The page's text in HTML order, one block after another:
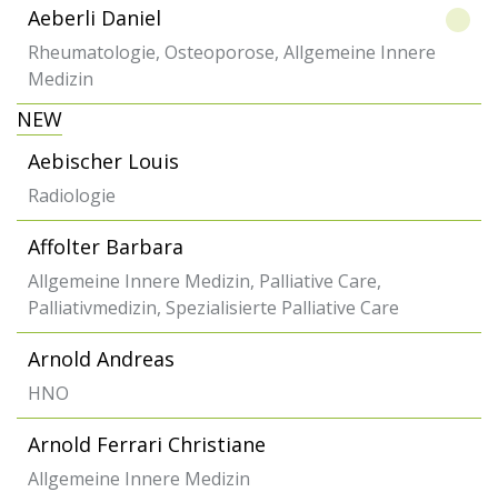
Aeberli Daniel
Rheumatologie, Osteoporose, Allgemeine Innere
Medizin
NEW
Aebischer Louis
Radiologie
Affolter Barbara
Allgemeine Innere Medizin, Palliative Care,
Palliativmedizin, Spezialisierte Palliative Care
Arnold Andreas
HNO
Arnold Ferrari Christiane
Allgemeine Innere Medizin